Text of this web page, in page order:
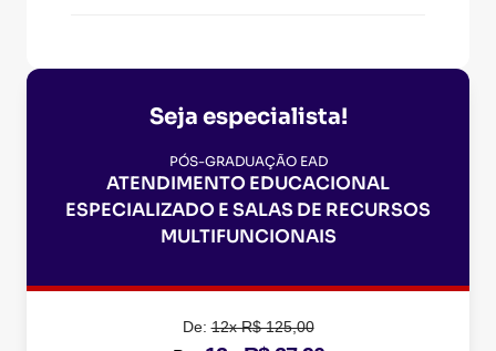
Seja especialista!
PÓS-GRADUAÇÃO EAD
ATENDIMENTO EDUCACIONAL
ESPECIALIZADO E SALAS DE RECURSOS
MULTIFUNCIONAIS
De:12x R$ 125,00